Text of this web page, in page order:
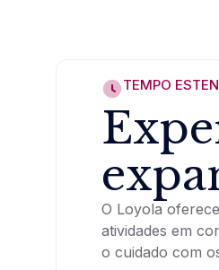
TEMPO
O Loyola
atividades em
o cuidado com